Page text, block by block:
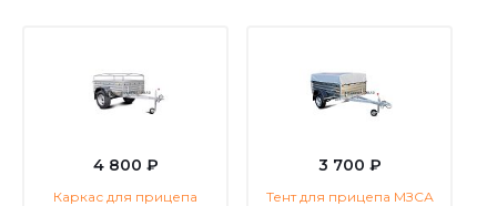
4 800 ₽
Каркас для прицепа
3 700 ₽
Тент для прицепа МЗСА